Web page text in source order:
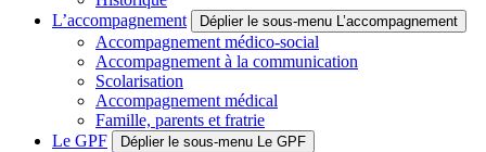
L’accompagnement
Déplier le sous-menu L’accompagnement
Accompagnement médico-social
Accompagnement à la communication
Scolarisation
Accompagnement médical
Famille, parents et fratrie
Le GPF
Déplier le sous-menu Le GPF